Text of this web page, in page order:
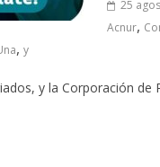
25
Acnur,
, y
y la Corporación